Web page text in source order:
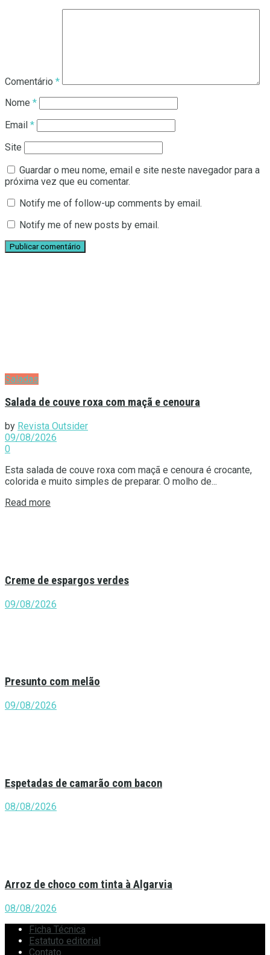
Comentário *
Nome *
Email *
Site
Guardar o meu nome, email e site neste navegador para a
próxima vez que eu comentar.
Notify me of follow-up comments by email.
Notify me of new posts by email.
Saladas
Salada de couve roxa com maçã e cenoura
by Revista Outsider
09/08/2026
0
Esta salada de couve roxa com maçã e cenoura é crocante,
colorida e muito simples de preparar. O molho de...
Read more
Creme de espargos verdes
09/08/2026
Presunto com melão
09/08/2026
Espetadas de camarão com bacon
08/08/2026
Arroz de choco com tinta à Algarvia
08/08/2026
Ficha Técnica
Estatuto editorial
Contato